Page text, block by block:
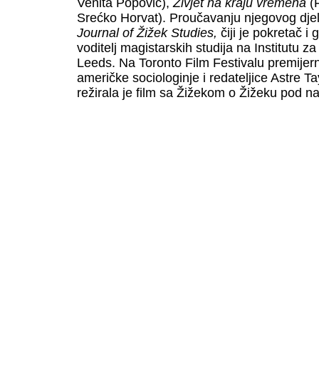
Venita Popović),Živjet na kraju vremena
Srećko Horvat). Proučavanju njegovog
Journal of Žižek Studies, čiji je pokretač i
voditelj magistarskih studija na Institutu
Leeds. Na Toronto Film Festivalu
američke sociologinje i redateljice Astre
režirala je film sa Žižekom o Žižeku pod